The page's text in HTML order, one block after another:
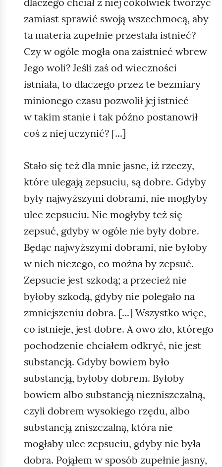
zamiast sprawić swoją wszechmocą, aby
ta materia zupełnie przestała istnieć?
Czy w ogóle mogła ona zaistnieć wbrew
Jego woli? Jeśli zaś od wieczności
istniała, to dlaczego przez te bezmiary
minionego czasu pozwolił jej istnieć
w takim stanie i tak późno postanowił
coś z niej uczynić? [...]
Stało się też dla mnie jasne, iż rzeczy,
które ulegają zepsuciu, są dobre. Gdyby
były najwyższymi dobrami, nie mogłyby
ulec zepsuciu. Nie mogłyby też się
zepsuć, gdyby w ogóle nie były dobre.
Będąc najwyższymi dobrami, nie byłoby
w nich niczego, co można by zepsuć.
Zepsucie jest szkodą; a przecież nie
byłoby szkodą, gdyby nie polegało na
zmniejszeniu dobra. [...] Wszystko więc,
co istnieje, jest dobre. A owo zło, którego
pochodzenie chciałem odkryć, nie jest
substancją. Gdyby bowiem było
substancją, byłoby dobrem. Byłoby
bowiem albo substancją niezniszczalną,
czyli dobrem wysokiego rzędu, albo
substancją zniszczalną, która nie
mogłaby ulec zepsuciu, gdyby nie była
dobra. Pojąłem w sposób zupełnie jasny,